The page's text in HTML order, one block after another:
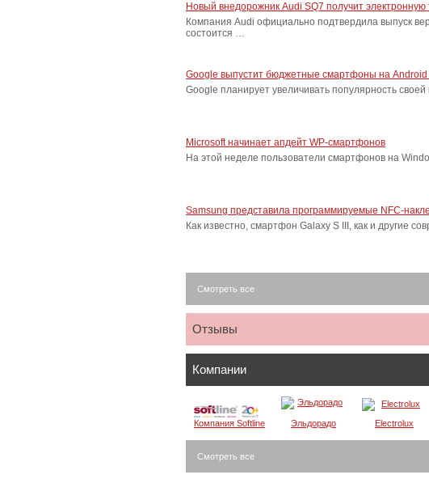
Новый внедорожник Audi SQ7 получит электронную
Компания Audi официально подтвердила выпуск
состоится …
Google выпустит бюджетные смартфоны на Android
Google планирует увеличивать популярность
Microsoft начинает апдейт WP-смартфонов
На этой неделе пользователи смартфонов на
Samsung представила программируемые NFC-
Как известно, смартфон Galaxy S III, как и другие
Смотреть все
Отзывы
Компании
Компания Softline Эльдорадо Electrolux
Смотреть все